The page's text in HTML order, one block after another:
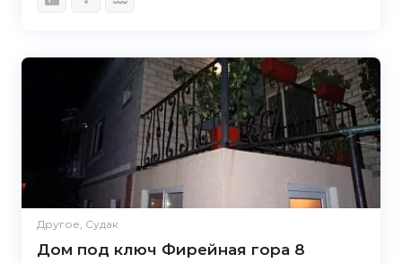
Другое, Судак
Дом под ключ Фирейная гора 8